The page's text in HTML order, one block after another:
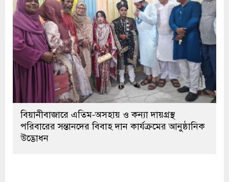
বিয়ানীবাজারে এতিম-অসহায় ও কন্যা দায়গ্রস্থ
পরিবারের সন্তানদের বিবাহ দান কার্যক্রমের আনুষ্ঠানিক
উদ্ভোধন